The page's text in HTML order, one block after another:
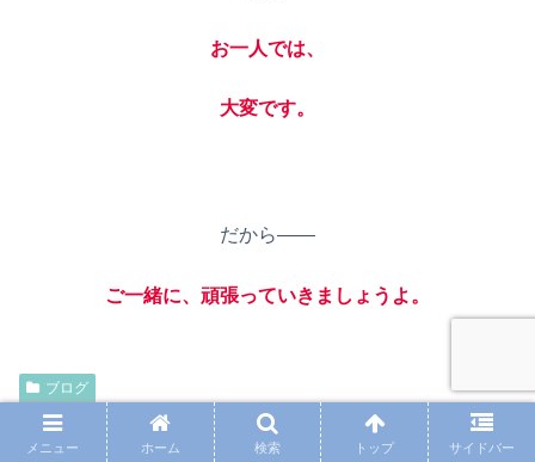
お一人では、
大変です。
だから——
ご一緒に、頑張っていきましょうよ。
ブログ
シェアする
メニュー ホーム 検索 トップ サイドバー